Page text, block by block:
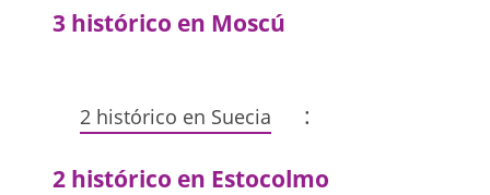
3 histórico en Moscú
2 histórico en Suecia :
2 histórico en Estocolmo